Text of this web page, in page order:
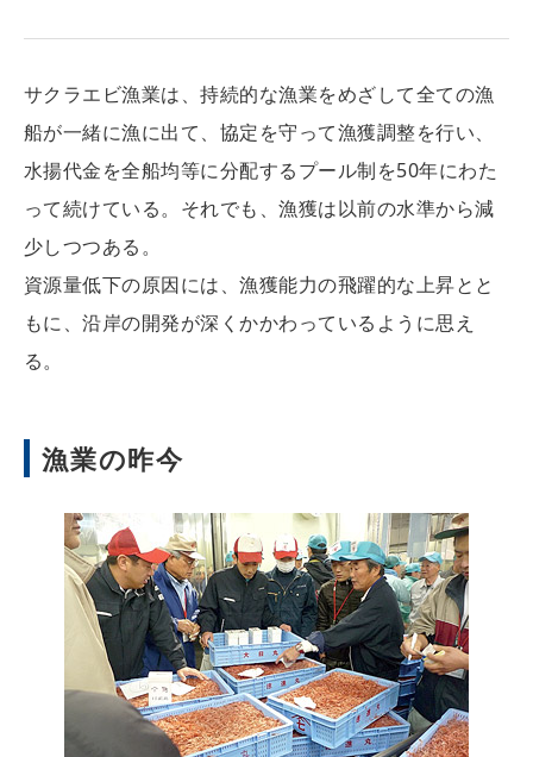
サクラエビ漁業は、持続的な漁業をめざして全ての漁
船が一緒に漁に出て、協定を守って漁獲調整を行い、
水揚代金を全船均等に分配するプール制を50年にわた
って続けている。それでも、漁獲は以前の水準から減
少しつつある。
資源量低下の原因には、漁獲能力の飛躍的な上昇とと
もに、沿岸の開発が深くかかわっているように思え
る。
漁業の昨今